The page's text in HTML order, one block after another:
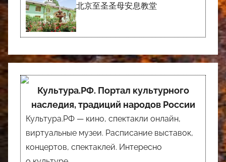
北京至圣圣母安息教堂
Культура.РФ. Портал культурного
наследия, традиций народов России
Культура.РФ — кино, спектакли онлайн,
виртуальные музеи. Расписание выставок,
концертов, спектаклей. Интересно